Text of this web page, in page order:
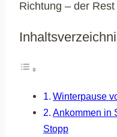
Richtung – der
Winterpause
Ankommen in
Stopp